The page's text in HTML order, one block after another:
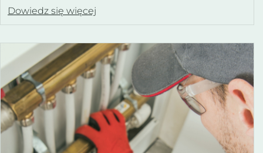
Dowiedz się więcej